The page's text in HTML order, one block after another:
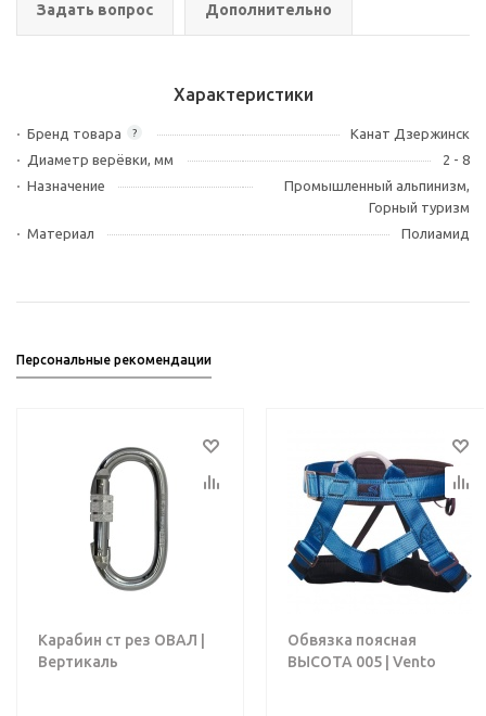
Задать вопрос Дополнительно
Характеристики
?
Бренд товара
Канат Дзержинск
Диаметр верёвки, мм
2 - 8
Назначение
Промышленный альпинизм,
Горный туризм
Материал
Полиамид
Персональные рекомендации
Карабин ст рез ОВАЛ |
Вертикаль
Обвязка поясная
ВЫСОТА 005 | Vento